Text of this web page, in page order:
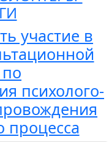
участие в
психолого-
процесса